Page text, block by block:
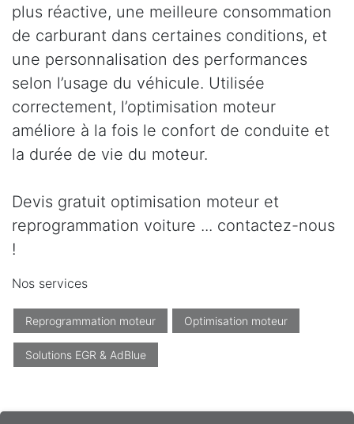
plus réactive, une meilleure consommation
de carburant dans certaines conditions, et
une personnalisation des performances
selon l’usage du véhicule. Utilisée
correctement, l’optimisation moteur
améliore à la fois le confort de conduite et
la durée de vie du moteur.
Devis gratuit optimisation moteur et
reprogrammation voiture ... contactez-nous
!
Nos services
Reprogrammation moteur Optimisation moteur
Solutions EGR & AdBlue